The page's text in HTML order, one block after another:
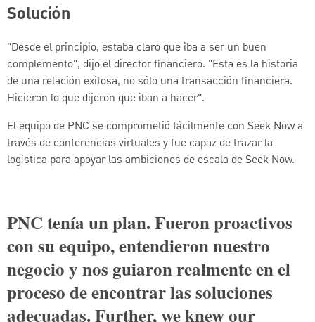
Solución
"Desde el principio, estaba claro que iba a ser un buen
complemento", dijo el director financiero. "Esta es la historia
de una relación exitosa, no sólo una transacción financiera.
Hicieron lo que dijeron que iban a hacer".
El equipo de PNC se comprometió fácilmente con Seek Now a
través de conferencias virtuales y fue capaz de trazar la
logística para apoyar las ambiciones de escala de Seek Now.
PNC tenía un plan. Fueron proactivos
con su equipo, entendieron nuestro
negocio y nos guiaron realmente en el
proceso de encontrar las soluciones
adecuadas. Further, we knew our